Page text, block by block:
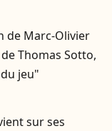
de Marc-Olivier
Thomas Sotto,
jeu"
sur ses